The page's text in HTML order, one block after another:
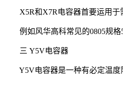
X5R和X7R电容器首要运用于需
例如风华高科常见的0805规格
三 Y5V电容器
Y5V电容器是一种有必定温度